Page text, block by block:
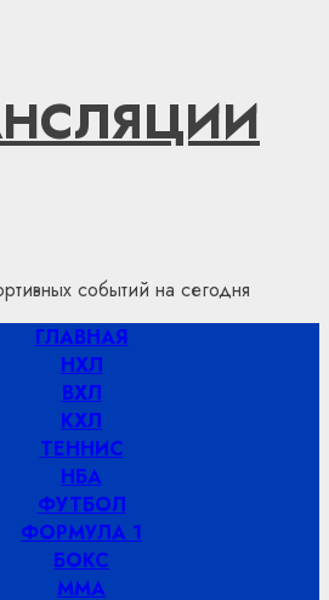
событий на сегодня
ГЛАВНАЯ
НХЛ
ВХЛ
КХЛ
ТЕННИС
НБА
ФУТБОЛ
ФОРМУЛА 1
БОКС
ММА